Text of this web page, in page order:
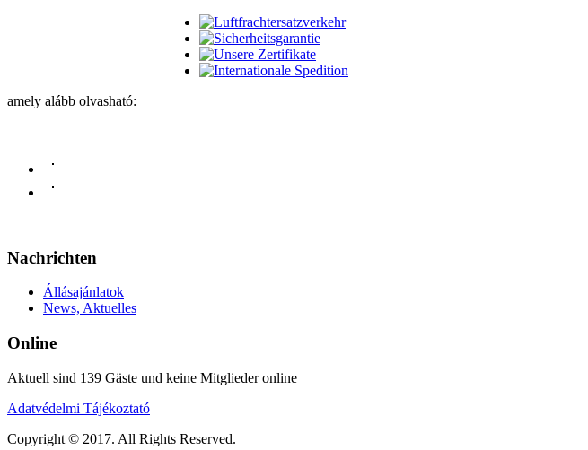
amely alább olvasható:
Nachrichten
Állásajánlatok
News, Aktuelles
Online
Aktuell sind 139 Gäste und keine Mitglieder online
Adatvédelmi Tájékoztató
Copyright © 2017. All Rights Reserved.